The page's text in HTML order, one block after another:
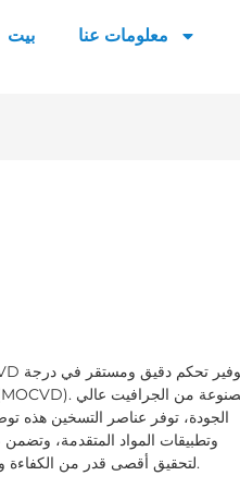
بيت معلومات عنا
الجودة، توفر عناصر التسخين هذه
Semicera أداءً ثابتًا، وتحسين عملية الركيزة MOCVD لتحقيق أقصى قدر من الكفاءة والجودة.